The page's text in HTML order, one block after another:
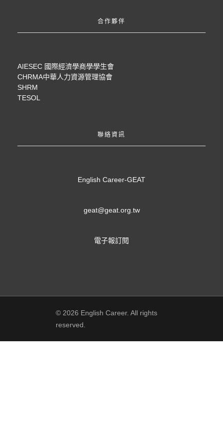
合作夥伴
AIESEC 國際經濟學商學學生會
CHRMA中華人力資源管理協會
SHRM
TESOL
聯絡資訊
English Career-GEAT
geat@geat.org.tw
電子報訂閱
© 2026 English Career. All rights
reserved.